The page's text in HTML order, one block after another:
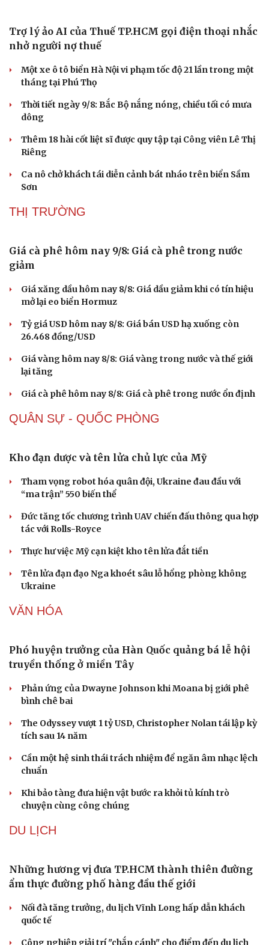
Dinh dưỡng - món ngon
Cây thuốc
Sản phụ khoa
Nhi khoa
Phòng mạch online
Ăn sạch sống khỏe
Nhà đẹp
Trợ lý ảo AI của Thuế TP.HCM gọi điện thoại nhắc
nhở người nợ thuế
Một xe ô tô biển Hà Nội vi phạm tốc độ 21 lần trong một
tháng tại Phú Thọ
Thời tiết ngày 9/8: Bắc Bộ nắng nóng, chiều tối có mưa
dông
Thêm 18 hài cốt liệt sĩ được quy tập tại Công viên Lê Thị
Riêng
Ca nô chở khách tái diễn cảnh bát nháo trên biển Sầm
Sơn
THỊ TRƯỜNG
Giá cà phê hôm nay 9/8: Giá cà phê trong nước
giảm
Giá xăng dầu hôm nay 8/8: Giá dầu giảm khi có tín hiệu
mở lại eo biển Hormuz
Tỷ giá USD hôm nay 8/8: Giá bán USD hạ xuống còn
26.468 đồng/USD
Giá vàng hôm nay 8/8: Giá vàng trong nước và thế giới
lại tăng
Giá cà phê hôm nay 8/8: Giá cà phê trong nước ổn định
QUÂN SỰ - QUỐC PHÒNG
Kho đạn dược và tên lửa chủ lực của Mỹ
Tham vọng robot hóa quân đội, Ukraine đau đầu với
“ma trận” 550 biến thể
Đức tăng tốc chương trình UAV chiến đấu thông qua hợp
tác với Rolls-Royce
Thực hư việc Mỹ cạn kiệt kho tên lửa đắt tiền
Tên lửa đạn đạo Nga khoét sâu lỗ hổng phòng không
Ukraine
VĂN HÓA
Phó huyện trưởng của Hàn Quốc quảng bá lễ hội
truyền thống ở miền Tây
Phản ứng của Dwayne Johnson khi Moana bị giới phê
bình chê bai
The Odyssey vượt 1 tỷ USD, Christopher Nolan tái lập kỳ
tích sau 14 năm
Cần một hệ sinh thái trách nhiệm để ngăn âm nhạc lệch
chuẩn
Khi bảo tàng đưa hiện vật bước ra khỏi tủ kính trò
chuyện cùng công chúng
DU LỊCH
Những hương vị đưa TP.HCM thành thiên đường
ẩm thực đường phố hàng đầu thế giới
Nối đà tăng trưởng, du lịch Vĩnh Long hấp dẫn khách
quốc tế
Công nghiệp giải trí "chắp cánh" cho điểm đến du lịch